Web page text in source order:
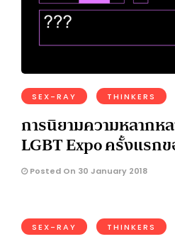
SEX-RAY THINKERS
การนิยามความหลากห
LGBT Expo ครั้งแรก
Posted On 30 January 2018
SEX-RAY THINKERS